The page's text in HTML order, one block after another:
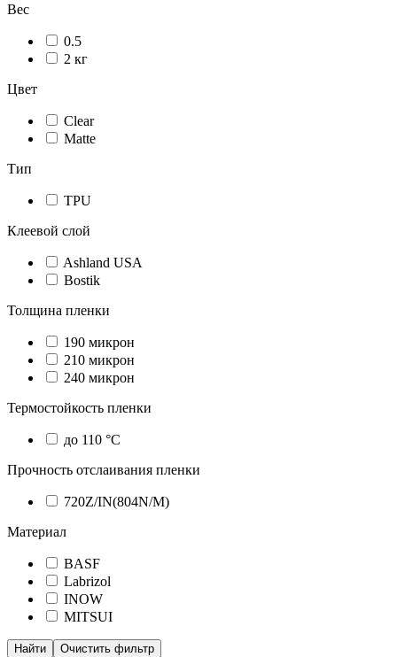
Вес
0.5
2 кг
Цвет
Сlear
Matte
Тип
TPU
Клеевой слой
Ashland USA
Bostik
Толщина пленки
190 микрон
210 микрон
240 микрон
Термостойкость пленки
до 110 °C
Прочность отслаивания пленки
720Z/IN(804N/M)
Материал
BASF
Labrizol
INOW
MITSUI
Найти Очистить фильтр